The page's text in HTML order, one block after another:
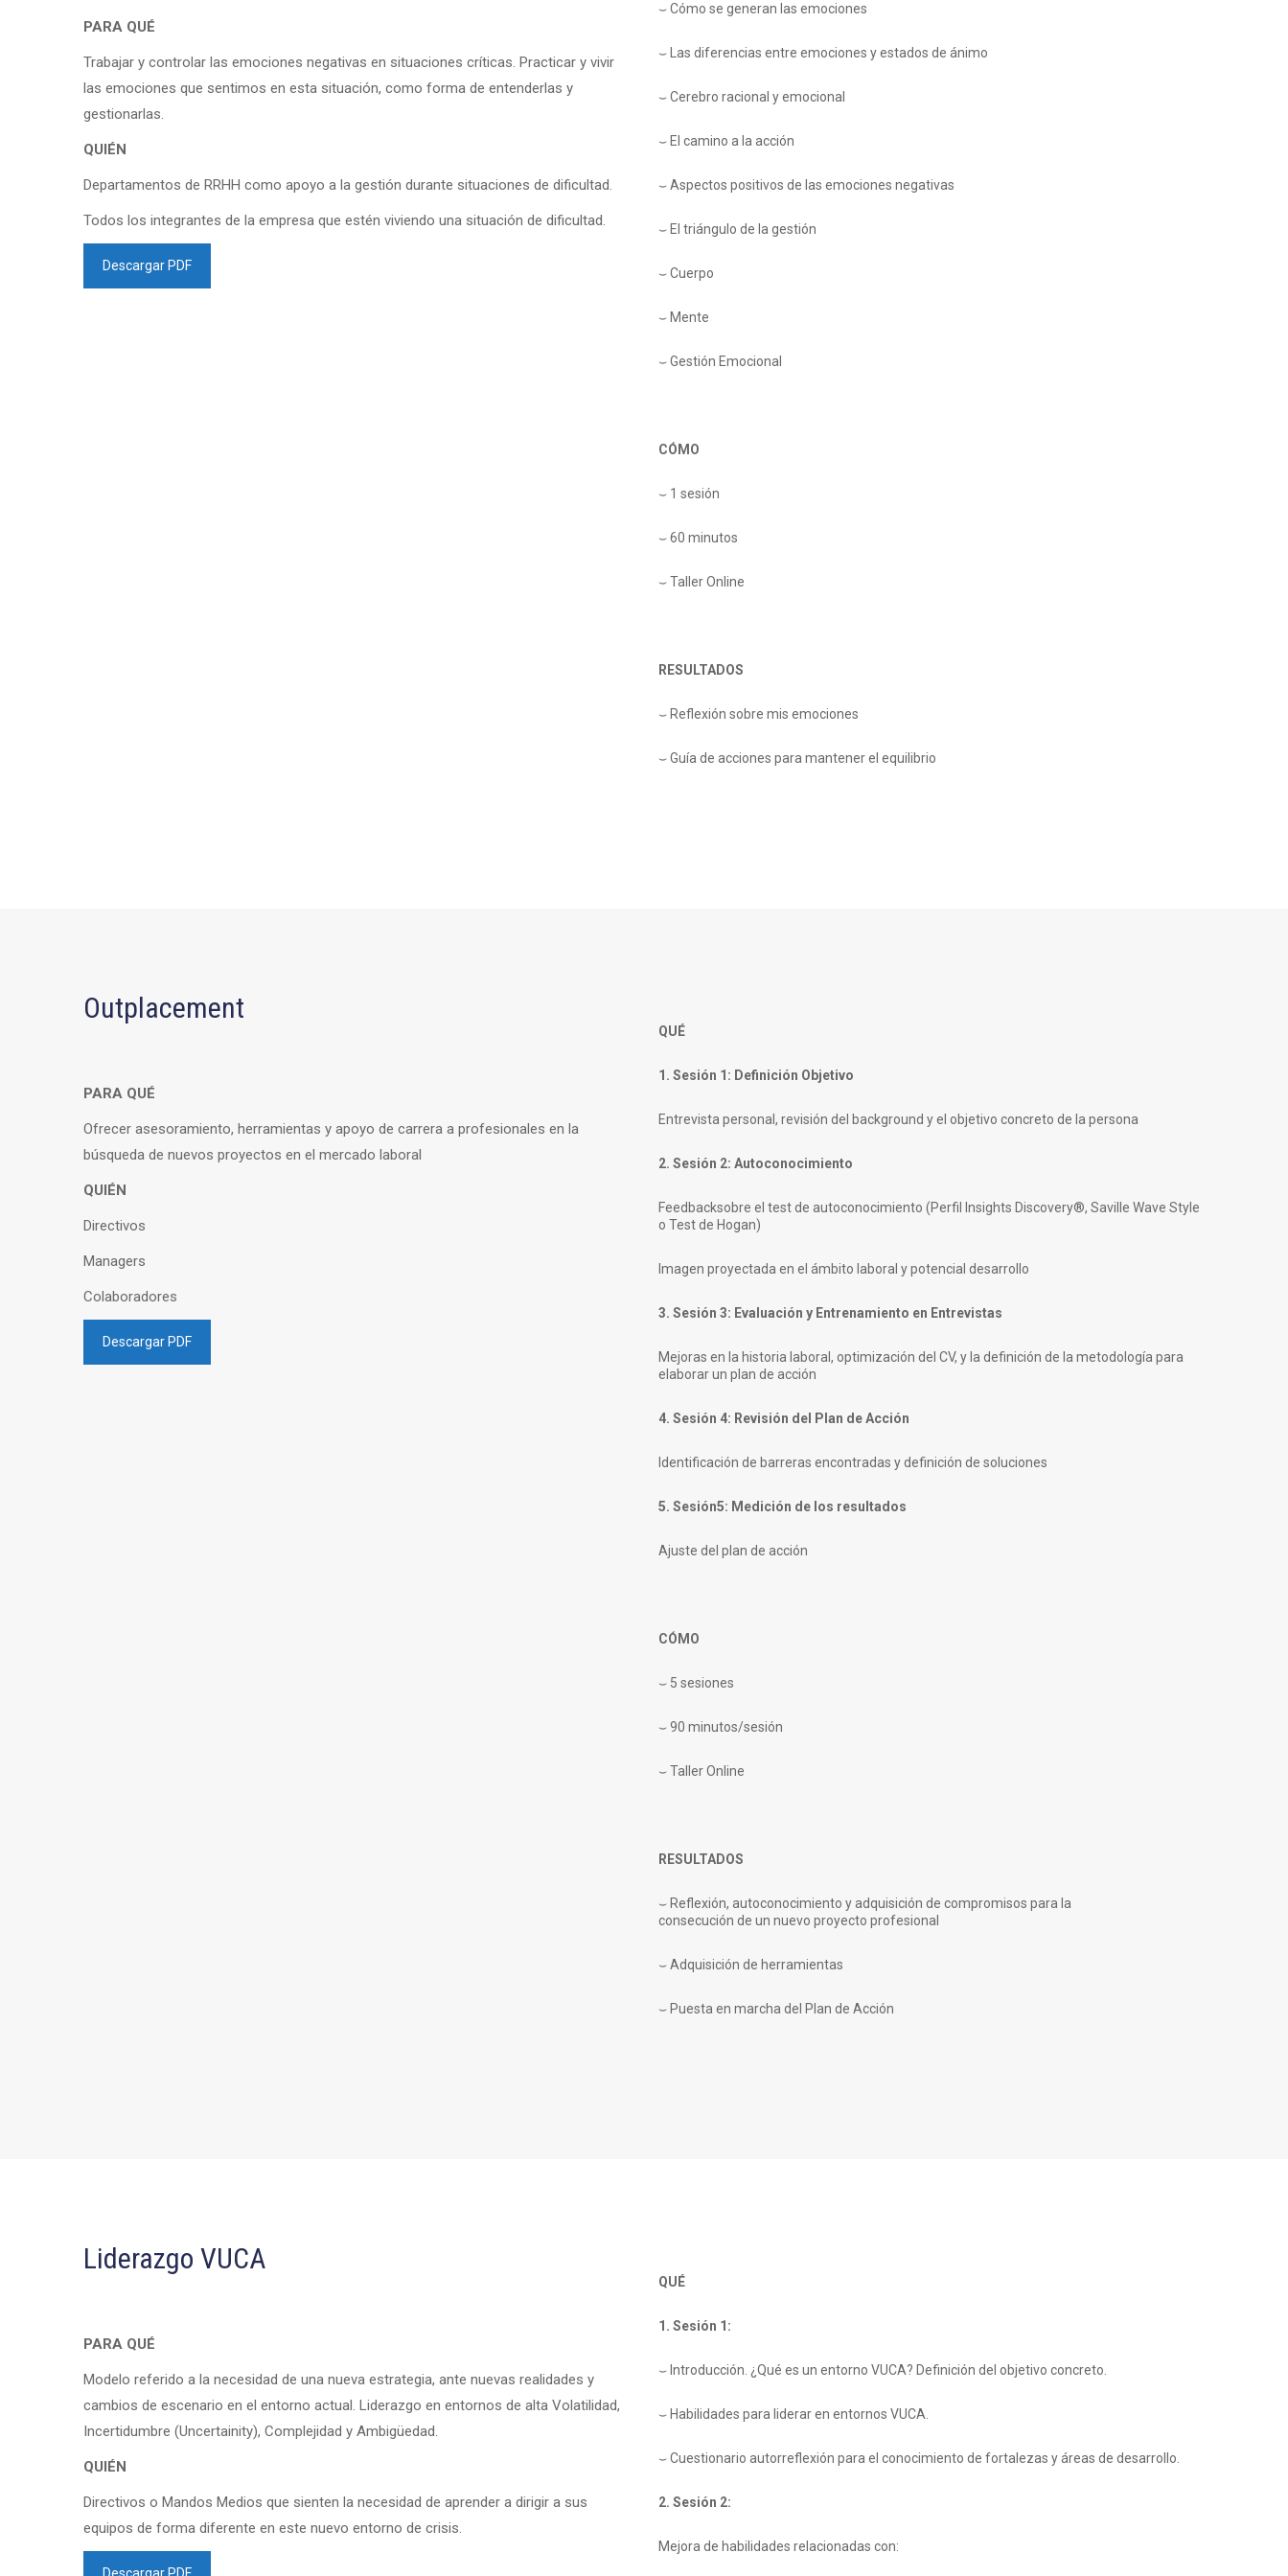
PARA QUÉ
Trabajar y controlar las emociones negativas en situaciones críticas. Practicar y vivir
las emociones que sentimos en esta situación, como forma de entenderlas y
gestionarlas.
QUIÉN
Departamentos de RRHH como apoyo a la gestión durante situaciones de dificultad.
Todos los integrantes de la empresa que estén viviendo una situación de dificultad.
Descargar PDF
⌣Cómo se generan las emociones
⌣ Las diferencias entre emociones y estados de ánimo
⌣Cerebro racional y emocional
⌣ El camino a la acción
⌣Aspectos positivos de las emociones negativas
⌣ El triángulo de la gestión
⌣Cuerpo
⌣ Mente
⌣Gestión Emocional
CÓMO
⌣ 1 sesión
⌣60 minutos
⌣Taller Online
RESULTADOS
⌣ Reflexión sobre mis emociones
⌣Guía de acciones para mantener el equilibrio
Outplacement
PARA QUÉ
Ofrecer asesoramiento, herramientas y apoyo de carrera a profesionales en la
búsqueda de nuevos proyectos en el mercado laboral
QUIÉN
Directivos
Managers
Colaboradores
Descargar PDF
QUÉ
1. Sesión 1: Definición Objetivo
Entrevista personal, revisión del background y el objetivo concreto de la persona
2. Sesión 2: Autoconocimiento
Feedbacksobre el test de autoconocimiento (Perfil Insights Discovery®, Saville Wave Style
o Test de Hogan)
Imagen proyectada en el ámbito laboral y potencial desarrollo
3. Sesión 3: Evaluación y Entrenamiento en Entrevistas
Mejoras en la historia laboral, optimización del CV, y la definición de la metodología para
elaborar un plan de acción
4. Sesión 4: Revisión del Plan de Acción
Identificación de barreras encontradas y definición de soluciones
5. Sesión5: Medición de los resultados
Ajuste del plan de acción
CÓMO
⌣ 5 sesiones
⌣90 minutos/sesión
⌣Taller Online
RESULTADOS
⌣ Reflexión, autoconocimiento y adquisición de compromisos para la
consecución de un nuevo proyecto profesional
⌣Adquisición de herramientas
⌣ Puesta en marcha del Plan de Acción
Liderazgo VUCA
PARA QUÉ
Modelo referido a la necesidad de una nueva estrategia, ante nuevas realidades y
cambios de escenario en el entorno actual. Liderazgo en entornos de alta Volatilidad,
Incertidumbre (Uncertainity), Complejidad y Ambigüedad.
QUIÉN
Directivos o Mandos Medios que sienten la necesidad de aprender a dirigir a sus
equipos de forma diferente en este nuevo entorno de crisis.
QUÉ
1. Sesión 1:
⌣ Introducción. ¿Qué es un entorno VUCA? Definición del objetivo concreto.
⌣ Habilidades para liderar en entornos VUCA.
⌣Cuestionario autorreflexión para el conocimiento de fortalezas y áreas de desarrollo.
2. Sesión 2:
Mejora de habilidades relacionadas con: